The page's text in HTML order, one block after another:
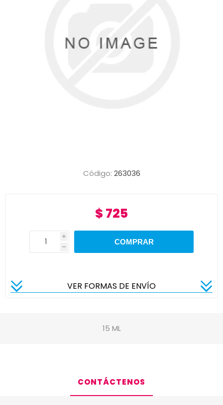
Código: 263036
$ 725
i
h
VER FORMAS DE ENVÍO
15 ML
CONTÁCTENOS